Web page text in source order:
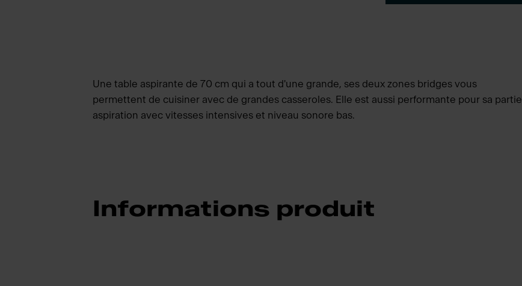
Une table aspirante de 70 cm qui a tout d'une grande, ses deux zones bridges vous
permettent de cuisiner avec de grandes casseroles. Elle est aussi performante pour sa partie
aspiration avec vitesses intensives et niveau sonore bas.
Informations produit